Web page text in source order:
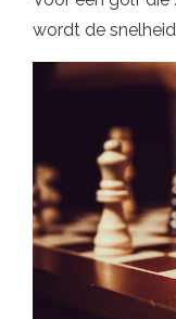
wordt de